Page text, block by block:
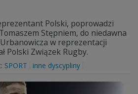
Polski, poprowadzi
Stępniem, do niedawna
w reprezentacji
Polski Związek Rugby.
SPORT inne dyscypliny